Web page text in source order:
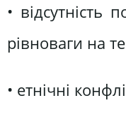
• відсутність
рівноваги на
• етнічні